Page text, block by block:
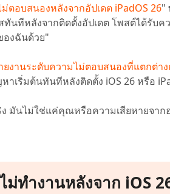
ตอบสนองหลังจากอัปเดต iPadOS 26"
นทีหลังจากติดตั้งอัปเดต โพสต์ได้รับ
องฉันด้วย"
ยงานระดับความไม่ตอบสนองที่แตกต่า
เริ่มต้นทันทีหลังติดตั้ง iOS 26 หรือ
ง มันไม่ใช่แค่คุณหรือความเสียหายจา
ทำงานหลังจาก iOS